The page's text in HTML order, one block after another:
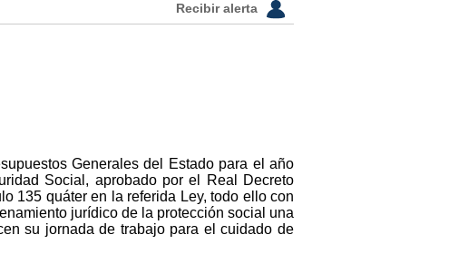
Recibir alerta
Generales del Estado para el año
Social, aprobado por el Real Decreto
135 quáter en la referida Ley, todo ello con
jurídico de la protección social una
su jornada de trabajo para el cuidado de